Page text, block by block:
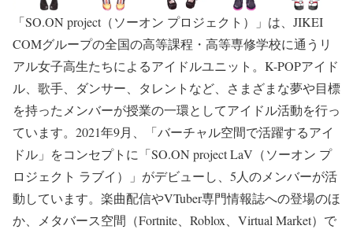
「SO.ON project（ソーオン プロジェクト）」は、JIKEI
COMグループの全国の⾼等課程・⾼等専修学校に通うリ
アル⼥⼦⾼⽣たちによるアイドルユニット。K-POPアイド
ル、歌⼿、ダンサー、タレントなど、さまざまな夢や⽬標
を持ったメンバーが授業の⼀環としてアイドル活動を⾏っ
ています。2021年9⽉、「バーチャル空間で活躍するアイ
ドル」をコンセプトに「SO.ON project LaV（ソーオン プ
ロジェクト ラブイ）」がデビューし、5⼈のメンバーが活
動しています。楽曲配信やVTuber専⾨情報誌への登場のほ
か、メタバース空間（Fortnite、Roblox、Virtual Market）で